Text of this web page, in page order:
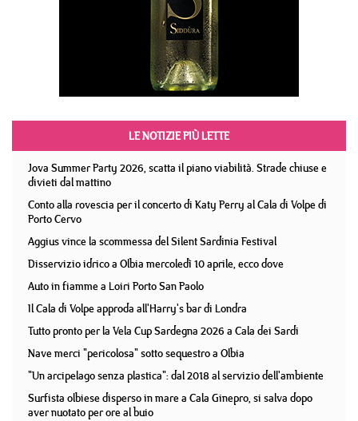
LE NOTIZIE PIÙ LETTE
Jova Summer Party 2026, scatta il piano viabilità. Strade chiuse e
divieti dal mattino
Conto alla rovescia per il concerto di Katy Perry al Cala di Volpe di
Porto Cervo
Aggius vince la scommessa del Silent Sardinia Festival
Disservizio idrico a Olbia mercoledì 10 aprile, ecco dove
Auto in fiamme a Loiri Porto San Paolo
Il Cala di Volpe approda all'Harry's bar di Londra
Tutto pronto per la Vela Cup Sardegna 2026 a Cala dei Sardi
Nave merci "pericolosa" sotto sequestro a Olbia
"Un arcipelago senza plastica": dal 2018 al servizio dell'ambiente
Surfista olbiese disperso in mare a Cala Ginepro, si salva dopo
aver nuotato per ore al buio